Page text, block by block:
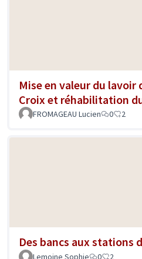
Mise en valeur du lavoir
Croix et réhabilitation
FROMAGEAU Lucien 0 2
Des bancs aux stations
Lemoine Sophie
0 2